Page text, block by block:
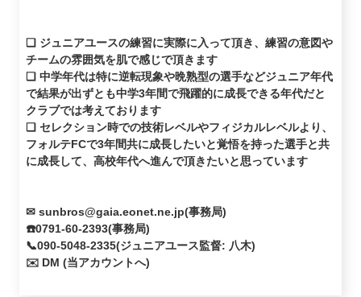
❏ ジュニアユースの練習に実際に入って頂き、練習の意図や
チームの雰囲気を肌で感じで頂きます
❏ 中学年代は特に逆転現象や晩熟型の選手などジュニア年代
で結果が出ずとも中学3年間で飛躍的に成長できる年代だと
クラブでは考えております
❏ セレクション時での技術レベルやフィジカルレベルより、
フォルテFCで3年間共に成長したいと覚悟を持った選手と共
に成長して、高校年代へ進んで頂きたいと思っています
✉ sunbros@gaia.eonet.ne.jp(事務局)
☎️0791-60-2393(事務局)
📞090-5048-2335(ジュニアユース監督: 八木)
✉️ DM (当アカウントへ)